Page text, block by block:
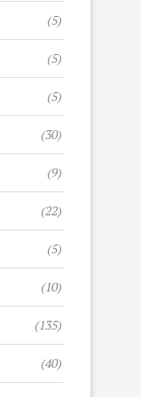
(5)
(5)
(5)
(30)
(9)
(22)
(5)
(10)
(135)
(40)